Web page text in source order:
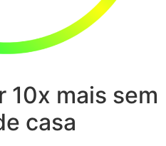
10x mais sem
casa